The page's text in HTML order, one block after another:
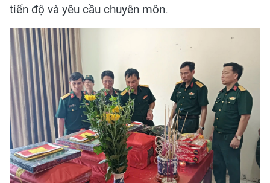
tiến độ và yêu cầu chuyên môn.